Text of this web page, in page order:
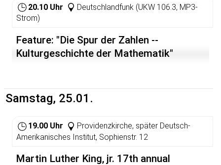
20.10 Uhr
Deutschlandfunk (UKW 106.3, MP3-
Strom)
Feature: "Die Spur der Zahlen --
Kulturgeschichte der Mathematik"
Samstag, 25.01.
19.00 Uhr
Providenzkirche, später Deutsch-
Amerikanisches Institut, Sophienstr. 12
Martin Luther King, jr. 17th annual